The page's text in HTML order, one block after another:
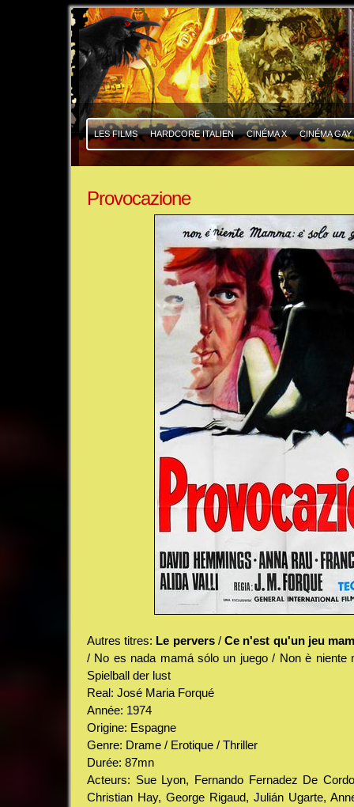
LES FILMS HARDCORE ITALIEN CINÉMA X CINÉMA GAY
Provocazione
Autres titres: Le pervers/Ce n'est qu'un jeu
/ No es nada mamá sólo un juego / Non è niente
Spielball der lust
Real: José Maria Forqué
Année: 1974
Origine: Espagne
Genre: Drame / Erotique / Thriller
Durée: 87mn
Acteurs: Sue Lyon, Fernando Fernadez De
Christian Hay, George Rigaud, Julián Ugarte,